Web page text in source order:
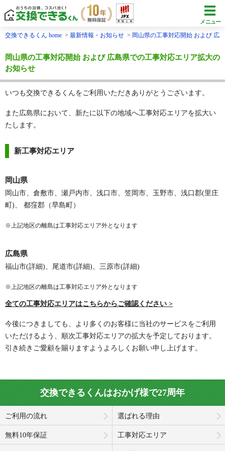
メニュー
交換できるくん home 最新情報・お知らせ 岡山県の工事対応開始 および 広
岡山県の工事対応開始 および 広島県での工事対応エリア拡大の
お知らせ
いつも交換できるくんをご利用いただきありがとうございます。
また広島県において、新たに以下の地域へ工事対応エリアを拡大い
たします。
新工事対応エリア
岡山県
岡山市、倉敷市、瀬戸内市、浅口市、笠岡市、玉野市、浅口郡(里庄
町)、 都窪郡（早島町）
※上記地区の離島は工事対応エリア外となります
広島県
福山市(詳細)、尾道市(詳細)、三原市(詳細)
※上記地区の離島は工事対応エリア外となります
全ての工事対応エリアはこちらからご確認ください >
今後につきましても、より多くのお客様に当社のサービスをご利用
いただけるよう、順次工事対応エリアの拡大を予定しております。
引き続きご愛顧を賜りますようよろしくお願い申し上げます。
交換できるくんはおかげ様で27周年
ご利用の流れ 選ばれる理由
無料10年保証 工事対応エリア